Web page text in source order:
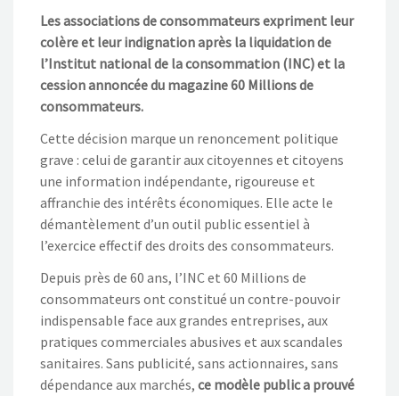
Les associations de consommateurs expriment leur
colère et leur indignation après la liquidation de
l’Institut national de la consommation (INC) et la
cession annoncée du magazine 60 Millions de
consommateurs.
Cette décision marque un renoncement politique
grave : celui de garantir aux citoyennes et citoyens
une information indépendante, rigoureuse et
affranchie des intérêts économiques. Elle acte le
démantèlement d’un outil public essentiel à
l’exercice effectif des droits des consommateurs.
Depuis près de 60 ans, l’INC et 60 Millions de
consommateurs ont constitué un contre-pouvoir
indispensable face aux grandes entreprises, aux
pratiques commerciales abusives et aux scandales
sanitaires. Sans publicité, sans actionnaires, sans
dépendance aux marchés, ce modèle public a prouvé